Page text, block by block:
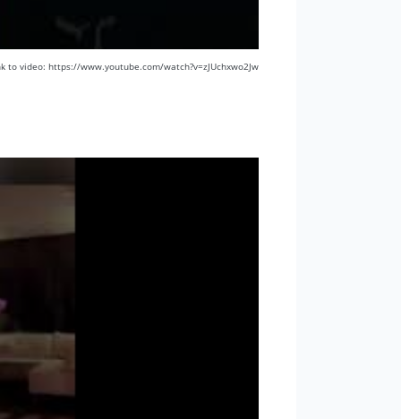
to video: https://www.youtube.com/watch?v=zJUchxwo2Jw